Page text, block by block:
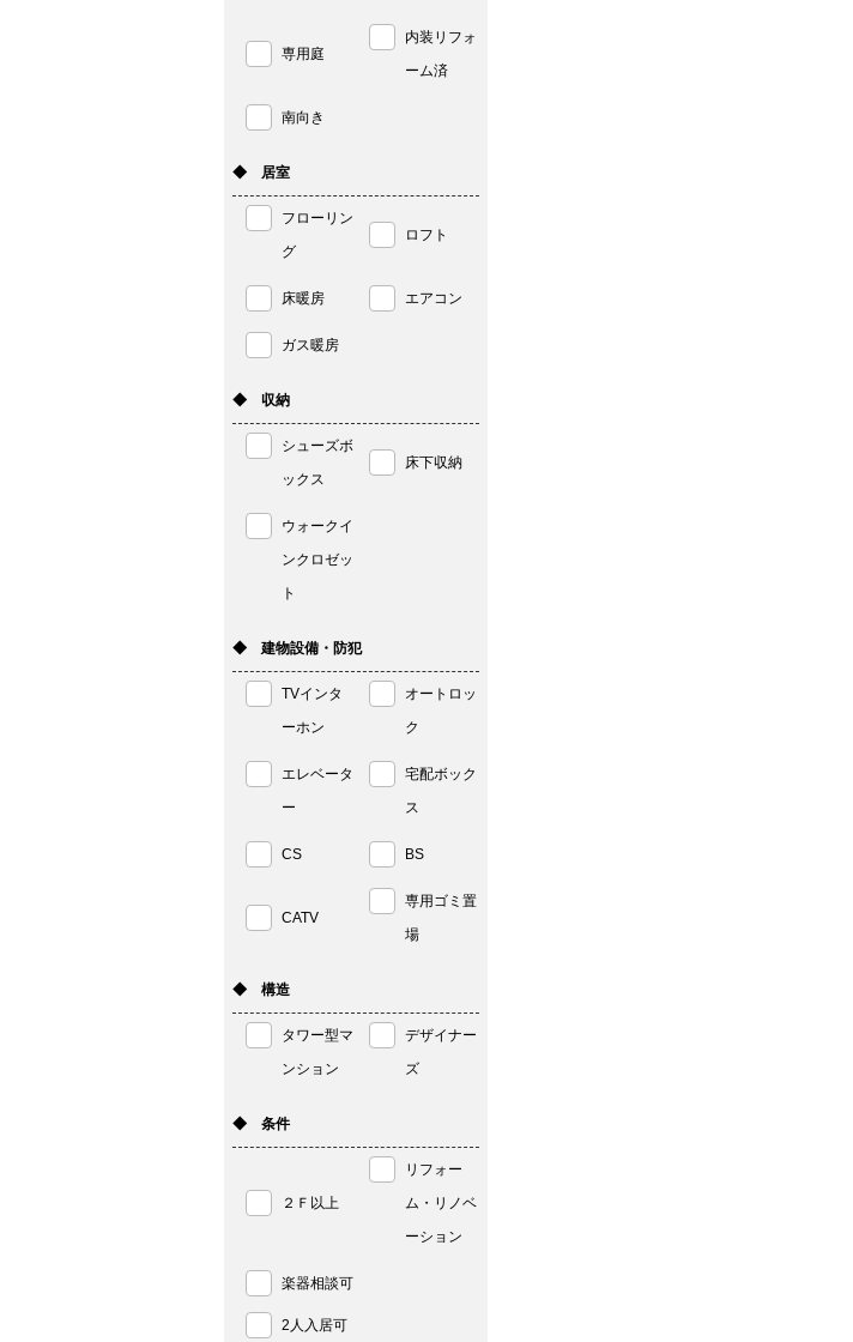
専用庭
内装リフォ
ーム済
南向き
◆ 居室
フローリン
グ
ロフト
床暖房 エアコン
ガス暖房
◆ 収納
シューズボ
ックス
床下収納
ウォークイ
ンクロゼッ
ト
◆ 建物設備・防犯
TVインタ
ーホン
オートロッ
ク
エレベータ
ー
宅配ボック
ス
CS BS
CATV
専用ゴミ置
場
◆ 構造
タワー型マ
ンション
デザイナー
ズ
◆ 条件
２Ｆ以上
リフォー
ム・リノベ
ーション
楽器相談可
2人入居可